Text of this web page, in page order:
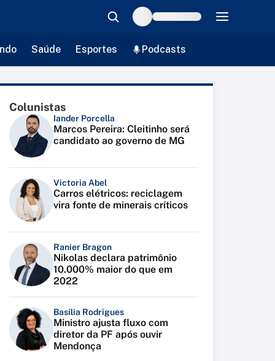
Saúde Esportes Podcasts
Colunistas
Iander Porcella
Marcos Pereira: Cleitinho será
candidato ao governo de MG
Victoria Abel
Carros elétricos: reciclagem
vira fonte de minerais críticos
Ranier Bragon
Nikolas declara patrimônio
10.000% maior do que em
2022
Basília Rodrigues
Ministro ajusta fluxo com
diretor da PF após ouvir
Mendonça